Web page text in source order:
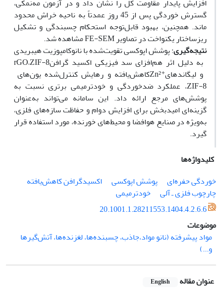
افزایش پایدار مقاومت کل را نشان داد و در آزمون مه‌نمکی،
گسترش خوردگی پس از 45 روز عمدتاً به ناحیه خراش محدود
ماند. همچنین، بهبود قابل‌توجه استحکام چسبندگی و تشکیل
ریزساختار یکنواخت در تصاویرFE-SEMمشاهده شد.
نتیجه‌گیری: پوشش اپوکسی تقویت‌شده با نانوکامپوزیت هیبریدی
rGO–ZIF-8به دلیل اثر هم‌افزای سد فیزیکی اکسید گرافن
کاهش‌یافته و رهایش کنترل‌شده یون‌هایZn²⁺و لیگاندهای
ZIF-8، عملکرد ضدخوردگی و خودترمیمی برتری نسبت به
پوشش‌های مرجع ارائه داد. این سامانه می‌تواند به‌عنوان
گزینه‌ای امیدبخش برای افزایش دوام و حفاظت سازه‌های فلزی،
به‌ویژه در صنایع هوافضا و محیط‌های خورنده، مورد استفاده قرار
گیرد.
کلیدواژه‌ها
خوردگی حفره‌ای
پوشش اپوکسی
اکسیدگرافن کاهش‌یافته
چارچوب فلزی ـ آلی
خودترمیمی
20.1001.1.28211553.1404.4.2.6.6
موضوعات
مواد پیشرفته (نانو مواد،جاذب، چسبنده‌ها، لغزنده‌ها، آتش‌گیرها
و...)
عنوان مقاله English